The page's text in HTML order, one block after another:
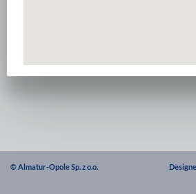
© Almatur-Opole Sp. z o.o.